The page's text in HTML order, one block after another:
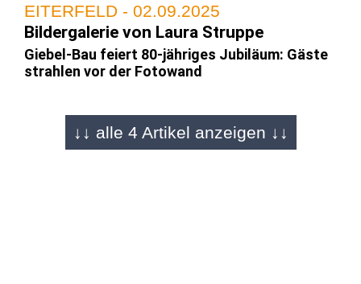
EITERFELD - 02.09.2025
Bildergalerie von Laura Struppe
Giebel-Bau feiert 80-jähriges Jubiläum: Gäste
strahlen vor der Fotowand
EITERFELD - 02.09.2025
↓↓ alle 4 Artikel anzeigen ↓↓